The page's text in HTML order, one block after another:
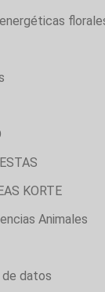
KORTE
Animales
datos